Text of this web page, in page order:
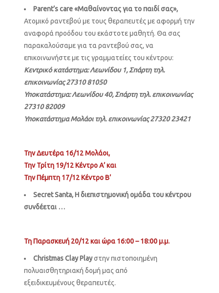
Parent’s care «Μαθαίνοντας για το παιδί σας»,
Ατομικό ραντεβού με τους θεραπευτές με αφορμή την
αναφορά προόδου του εκάστοτε μαθητή. Θα σας
παρακαλούσαμε για τα ραντεβού σας, να
επικοινωνήστε με τις γραμματείες του κέντρου:
Κεντρικό κατάστημα: Λεωνίδου 1, Σπάρτη τηλ.
επικοινωνίας 27310 81050
Υποκατάστημα: Λεωνίδου 40, Σπάρτη τηλ. επικοινωνίας
27310 82009
Υποκατάστημα Μολάοι τηλ. επικοινωνίας 27320 23421
Την Δευτέρα 16/12 Μολάοι,
Την Τρίτη 19/12 Κέντρο Α’ και
Την Πέμπτη 17/12 Κέντρο Β’
Secret Santa, Η διεπιστημονική ομάδα του κέντρου
συνδέεται …
Τη Παρασκευή 20/12 και ώρα 16:00 – 18:00 μ.μ.
Christmas Clay Playστην πιστοποιημένη
πολυαισθητηριακή δομή μας από
εξειδικευμένους θεραπευτές.